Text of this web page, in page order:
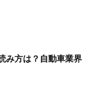
み方は？自動車業界